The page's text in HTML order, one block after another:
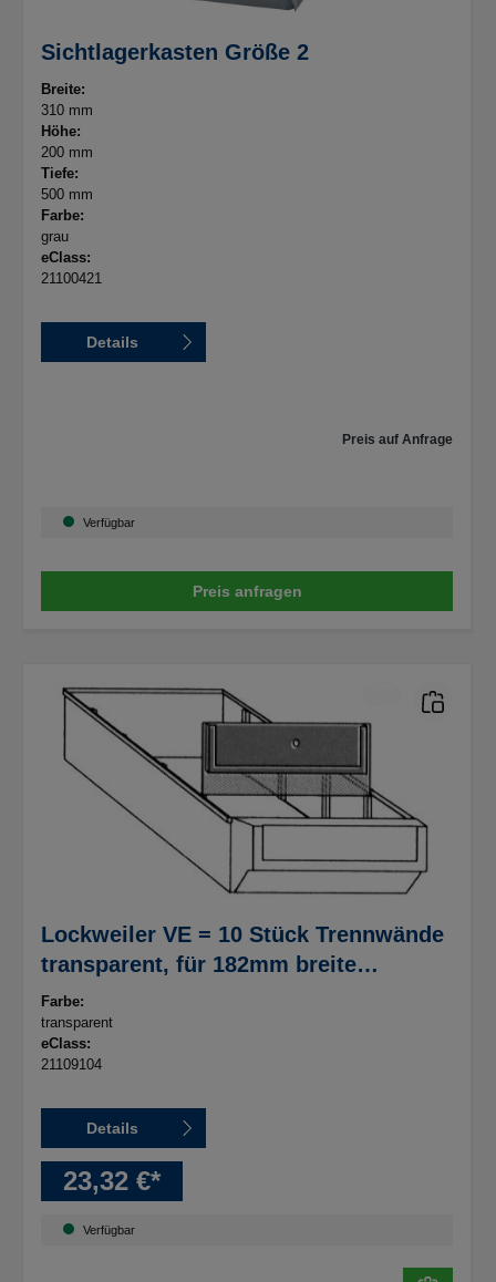
Sichtlagerkasten Größe 2
Breite:
310 mm
Höhe:
200 mm
Tiefe:
500 mm
Farbe:
grau
eClass:
21100421
Details
Preis auf Anfrage
Verfügbar
Preis anfragen
Lockweiler VE = 10 Stück Trennwände
transparent, für 182mm breite
Schubkästen D 3-5
Farbe:
transparent
eClass:
21109104
Details
23,32 €*
Verfügbar